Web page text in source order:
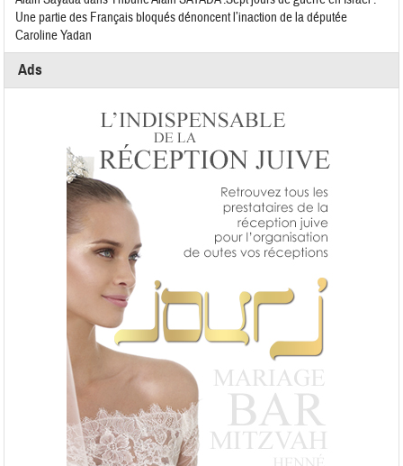
Une partie des Français bloqués dénoncent l’inaction de la députée
Caroline Yadan
Ads